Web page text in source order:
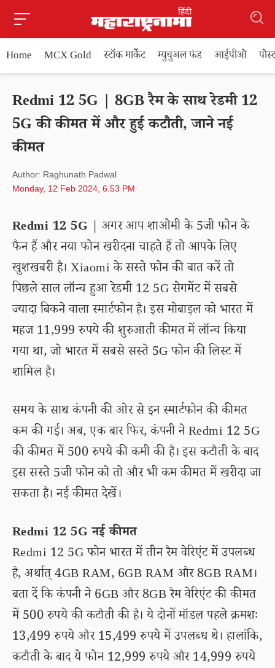
Home MCX Gold स्टॉक मार्केट म्युचुअल फंड आईपीओ
Redmi 12 5G | 8GB रैम के साथ रेडमी 12
5G की कीमत में और हुई कटौती, जाने नई
कीमत
Author: Raghunath Padwal
Monday, 12 Feb 2024, 6.53 PM
Redmi 12 5G | अगर आप शाओमी के 5जी फोन के
फैन हैं और नया फोन खरीदना चाहते हैं तो आपके लिए
खुशखबरी है। Xiaomi के सस्ते फोन की बात करें तो
पिछले साल लॉन्च हुआ रेडमी 12 5G सेगमेंट में सबसे
ज्यादा बिकने वाला स्मार्टफोन है। इस मोबाइल को भारत में
महज 11,999 रुपये की शुरुआती कीमत में लॉन्च किया
गया था, जो भारत में सबसे सस्ते 5G फोन की लिस्ट में
शामिल है।
समय के साथ कंपनी की ओर से इन स्मार्टफोन की कीमत
कम की गई। अब, एक बार फिर, कंपनी ने Redmi 12 5G
की कीमत में 500 रुपये की कमी की है। इस कटौती के बाद
इस सस्ते 5जी फोन को तो और भी कम कीमत में खरीदा जा
सकता है। नई कीमत देखें।
Redmi 12 5G नई कीमत
Redmi 12 5G फोन भारत में तीन रैम वेरिएंट में उपलब्ध
है, अर्थात् 4GB RAM, 6GB RAM और 8GB RAM।
बता दें कि कंपनी ने 6GB और 8GB रैम वेरिएंट की कीमत
में 500 रुपये की कटौती की है। ये दोनों मॉडल पहले क्रमशः
13,499 रुपये और 15,499 रुपये में उपलब्ध थे। हालांकि,
कटौती के बाद ये फोन 12,999 रुपये और 14,999 रुपये